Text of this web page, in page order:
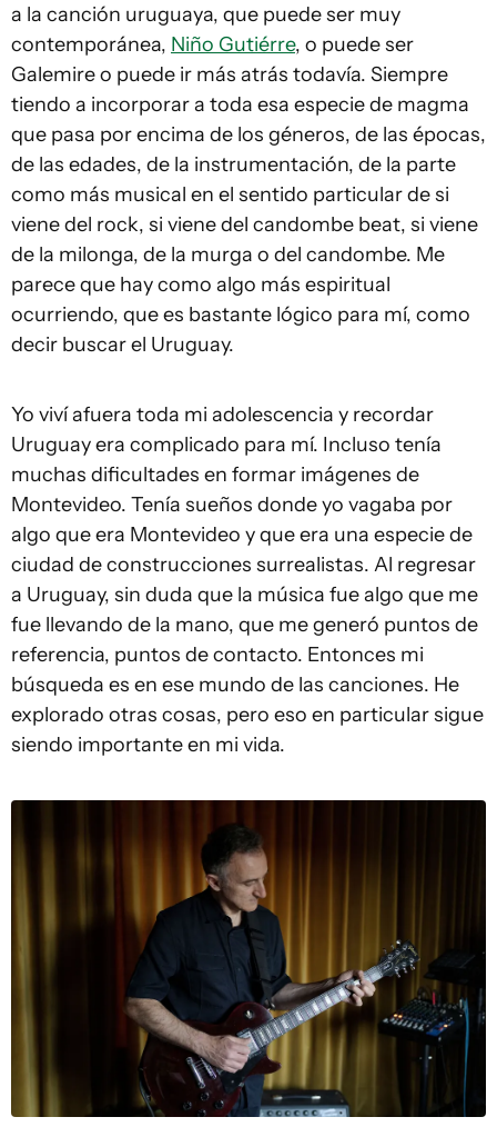
a la canción uruguaya, que puede ser muy
contemporánea, Niño Gutiérre, o puede ser
Galemire o puede ir más atrás todavía. Siempre
tiendo a incorporar a toda esa especie de magma
que pasa por encima de los géneros, de las épocas,
de las edades, de la instrumentación, de la parte
como más musical en el sentido particular de si
viene del rock, si viene del candombe beat, si viene
de la milonga, de la murga o del candombe. Me
parece que hay como algo más espiritual
ocurriendo, que es bastante lógico para mí, como
decir buscar el Uruguay.
Yo viví afuera toda mi adolescencia y recordar
Uruguay era complicado para mí. Incluso tenía
muchas dificultades en formar imágenes de
Montevideo. Tenía sueños donde yo vagaba por
algo que era Montevideo y que era una especie de
ciudad de construcciones surrealistas. Al regresar
a Uruguay, sin duda que la música fue algo que me
fue llevando de la mano, que me generó puntos de
referencia, puntos de contacto. Entonces mi
búsqueda es en ese mundo de las canciones. He
explorado otras cosas, pero eso en particular sigue
siendo importante en mi vida.